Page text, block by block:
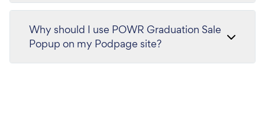
Why should I use POWR Graduation Sale
Popup on my Podpage site?